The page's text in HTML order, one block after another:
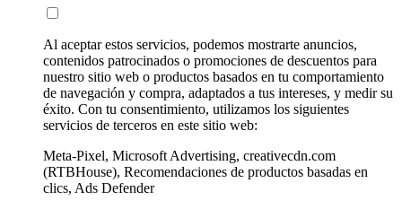
Al aceptar estos servicios, podemos mostrarte anuncios,
contenidos patrocinados o promociones de descuentos para
nuestro sitio web o productos basados en tu comportamiento
de navegación y compra, adaptados a tus intereses, y medir su
éxito. Con tu consentimiento, utilizamos los siguientes
servicios de terceros en este sitio web:
Meta-Pixel, Microsoft Advertising, creativecdn.com
(RTBHouse), Recomendaciones de productos basadas en
clics, Ads Defender